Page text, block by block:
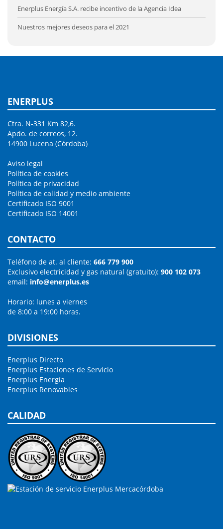
Enerplus Energía S.A. recibe incentivo de la Agencia Idea
Nuestros mejores deseos para el 2021
ENERPLUS
Ctra. N-331 Km 82,6.
Apdo. de correos, 12.
14900 Lucena (Córdoba)
Aviso legal
Política de cookies
Política de privacidad
Política de calidad y medio ambiente
Certificado ISO 9001
Certificado ISO 14001
CONTACTO
Teléfono de at. al cliente: 666 779 900
Exclusivo electricidad y gas natural (gratuito): 900 102 073
email: info@enerplus.es
Horario: lunes a viernes
de 8:00 a 19:00 horas.
DIVISIONES
Enerplus Directo
Enerplus Estaciones de Servicio
Enerplus Energía
Enerplus Renovables
CALIDAD